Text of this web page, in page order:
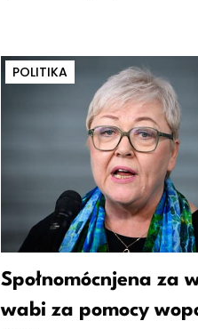
POLITIKA
Społnomócnjena za
wabi za pomocy